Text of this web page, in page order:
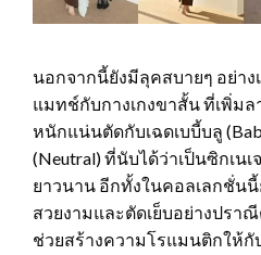
นอกจากนี้ยังมีลุคสบายๆ อย่า
แมทช์กับกางเกงขาสั้น ที่เพิ่ม
หนักแน่นตัดกับเฉดเบบี้บลู
(Neutral) ที่นับได้ว่าเป็นซิกเน
ยาวนาน อีกทั้งในคอลเลกชั่น
สวยงามและตัดเย็บอย่างปร
ช่วยสร้างความโรแมนติกให้กั